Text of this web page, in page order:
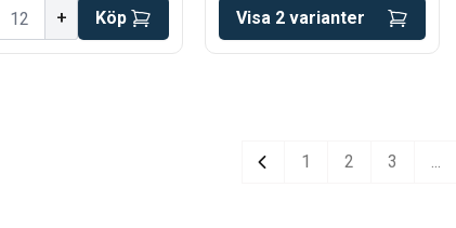
+ Köp Visa 2 varianter
Previous
1 2 3 ...